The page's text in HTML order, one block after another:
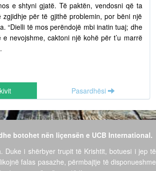
e shtyni gjatë. Të paktën, vendosni që ta
për të gjithë problemin, por bëni një
“Dielli të mos perëndojë mbi inatin tuaj; dhe
nevojshme, caktoni një kohë për t’u marrë
Pasardhësi
botohet nën liçensën e UCB International.
i shërbyer trupit të Krishtit, botuesi i jep të
falas pasazhe, përmbajtje të disponueshme